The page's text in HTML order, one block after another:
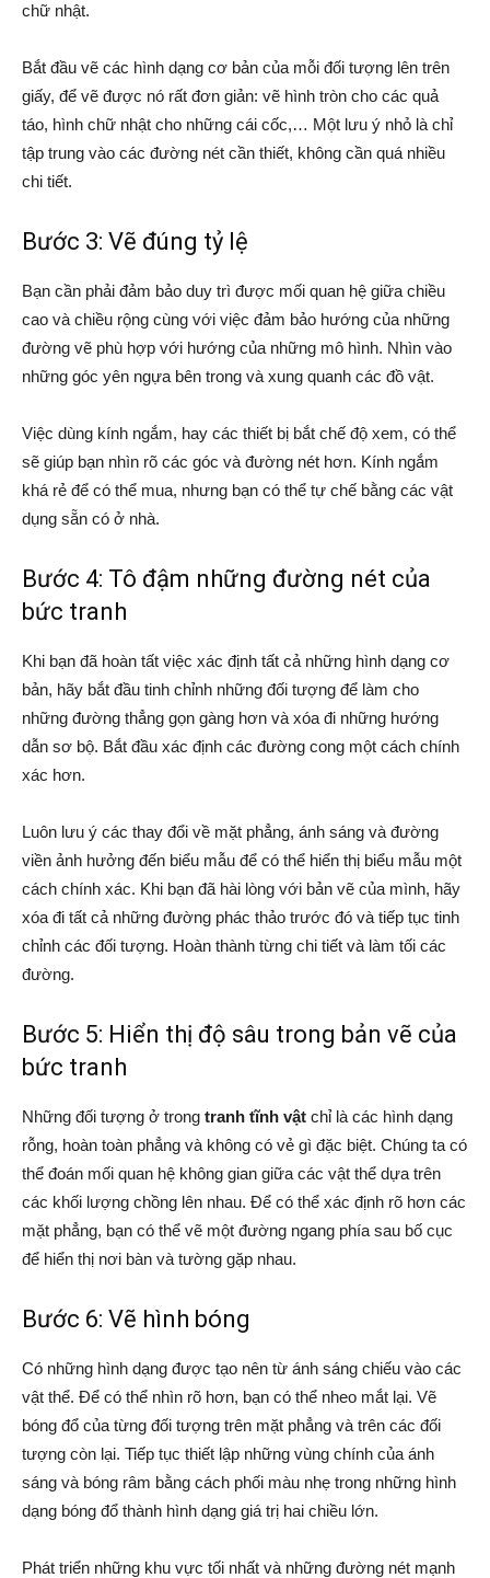
chữ nhật.
Bắt đầu vẽ các hình dạng cơ bản của mỗi đối tượng lên trên
giấy, để vẽ được nó rất đơn giản: vẽ hình tròn cho các quả
táo, hình chữ nhật cho những cái cốc,… Một lưu ý nhỏ là chỉ
tập trung vào các đường nét cần thiết, không cần quá nhiều
chi tiết.
Bước 3: Vẽ đúng tỷ lệ
Bạn cần phải đảm bảo duy trì được mối quan hệ giữa chiều
cao và chiều rộng cùng với việc đảm bảo hướng của những
đường vẽ phù hợp với hướng của những mô hình. Nhìn vào
những góc yên ngựa bên trong và xung quanh các đồ vật.
Việc dùng kính ngắm, hay các thiết bị bắt chế độ xem, có thể
sẽ giúp bạn nhìn rõ các góc và đường nét hơn. Kính ngắm
khá rẻ để có thể mua, nhưng bạn có thể tự chế bằng các vật
dụng sẵn có ở nhà.
Bước 4: Tô đậm những đường nét của
bức tranh
Khi bạn đã hoàn tất việc xác định tất cả những hình dạng cơ
bản, hãy bắt đầu tinh chỉnh những đối tượng để làm cho
những đường thẳng gọn gàng hơn và xóa đi những hướng
dẫn sơ bộ. Bắt đầu xác định các đường cong một cách chính
xác hơn.
Luôn lưu ý các thay đổi về mặt phẳng, ánh sáng và đường
viền ảnh hưởng đến biểu mẫu để có thể hiển thị biểu mẫu một
cách chính xác. Khi bạn đã hài lòng với bản vẽ của mình, hãy
xóa đi tất cả những đường phác thảo trước đó và tiếp tục tinh
chỉnh các đối tượng. Hoàn thành từng chi tiết và làm tối các
đường.
Bước 5: Hiển thị độ sâu trong bản vẽ của
bức tranh
Những đối tượng ở trong tranh tĩnh vật chỉ là các hình dạng
rỗng, hoàn toàn phẳng và không có vẻ gì đặc biệt. Chúng ta có
thể đoán mối quan hệ không gian giữa các vật thể dựa trên
các khối lượng chồng lên nhau. Để có thể xác định rõ hơn các
mặt phẳng, bạn có thể vẽ một đường ngang phía sau bố cục
để hiển thị nơi bàn và tường gặp nhau.
Bước 6: Vẽ hình bóng
Có những hình dạng được tạo nên từ ánh sáng chiếu vào các
vật thể. Để có thể nhìn rõ hơn, bạn có thể nheo mắt lại. Vẽ
bóng đổ của từng đối tượng trên mặt phẳng và trên các đối
tượng còn lại. Tiếp tục thiết lập những vùng chính của ánh
sáng và bóng râm bằng cách phối màu nhẹ trong những hình
dạng bóng đổ thành hình dạng giá trị hai chiều lớn.
Phát triển những khu vực tối nhất và những đường nét mạnh